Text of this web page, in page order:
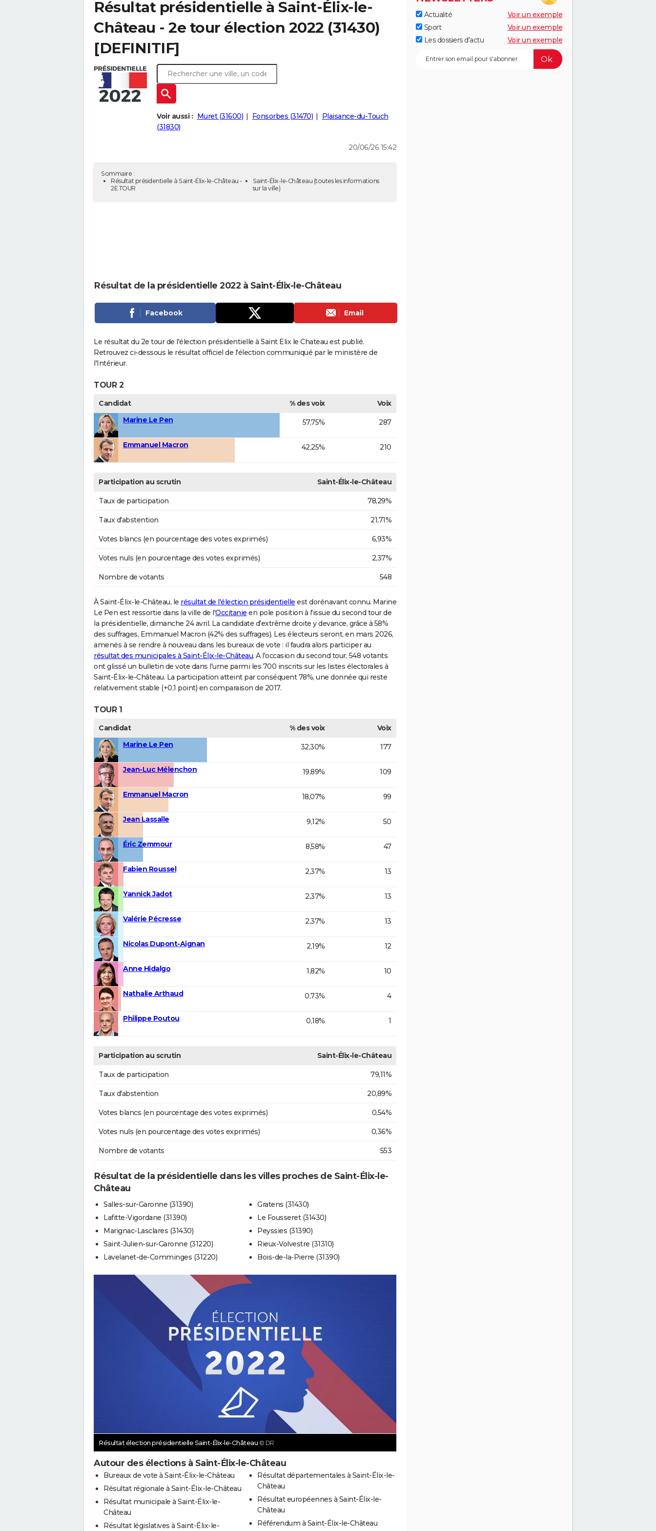
Résultat présidentielle à Saint-Élix-le-
Château - 2e tour élection 2022 (31430)
[DEFINITIF]
Voir aussi : Muret (31600) Fonsorbes (31470)
Plaisance-du-Touch
(31830)
20/06/26 15:42
Sommaire :
Résultat présidentielle à Saint-Élix-le-Château -
2E TOUR
Saint-Élix-le-Château (toutes les informations
sur la ville)
Résultat de la présidentielle 2022 à Saint-Élix-le-Château
Facebook Email
Le résultat du 2e tour de l'élection présidentielle à Saint Elix le Chateau est publié.
Retrouvez ci-dessous le résultat officiel de l'élection communiqué par le ministère de
l'Intérieur.
TOUR 2
Candidat % des voix
Voix
Marine Le Pen
57,75% 287
Emmanuel Macron 42,25% 210
Participation au scrutin Saint-Élix-le-Château
Taux de participation 78,29%
Taux d'abstention 21,71%
Votes blancs (en pourcentage des votes exprimés) 6,93%
Votes nuls (en pourcentage des votes exprimés) 2,37%
Nombre de votants 548
À Saint-Élix-le-Château, le résultat de l'élection présidentielle est dorénavant connu. Marine
Le Pen est ressortie dans la ville de l'Occitanie en pole position à l'issue du second tour de
la présidentielle, dimanche 24 avril. La candidate d'extrême droite y devance, grâce à 58%
des suffrages, Emmanuel Macron (42% des suffrages). Les électeurs seront, en mars 2026,
amenés à se rendre à nouveau dans les bureaux de vote : il faudra alors participer au
résultat des municipales à Saint-Élix-le-Château. A l'occasion du second tour, 548 votants
ont glissé un bulletin de vote dans l'urne parmi les 700 inscrits sur les listes électorales à
Saint-Élix-le-Château. La participation atteint par conséquent 78%, une donnée qui reste
relativement stable (+0,1 point) en comparaison de 2017.
TOUR 1
Candidat % des voix
Voix
Marine Le Pen
32,30% 177
Jean-Luc Mélenchon 19,89% 109
Emmanuel Macron 18,07% 99
Jean Lassalle 9,12% 50
Éric Zemmour 8,58% 47
Fabien Roussel 2,37% 13
Yannick Jadot 2,37% 13
Valérie Pécresse 2,37% 13
Nicolas Dupont-Aignan 2,19% 12
Anne Hidalgo 1,82% 10
Nathalie Arthaud 0,73% 4
Philippe Poutou 0,18% 1
Participation au scrutin Saint-Élix-le-Château
Taux de participation 79,11%
Taux d'abstention 20,89%
Votes blancs (en pourcentage des votes exprimés) 0,54%
Votes nuls (en pourcentage des votes exprimés) 0,36%
Nombre de votants 553
Résultat de la présidentielle dans les villes proches de Saint-Élix-le-
Château
Salles-sur-Garonne (31390)
Lafitte-Vigordane (31390)
Marignac-Lasclares (31430)
Saint-Julien-sur-Garonne (31220)
Lavelanet-de-Comminges (31220)
Gratens (31430)
Le Fousseret (31430)
Peyssies (31390)
Rieux-Volvestre (31310)
Bois-de-la-Pierre (31390)
Résultat élection présidentielle Saint-Élix-le-Château © DR
Autour des élections à Saint-Élix-le-Château
Bureaux de vote à Saint-Élix-le-Château
Résultat régionale à Saint-Élix-le-Château
Résultat municipale à Saint-Élix-le-
Château
Résultat législatives à Saint-Élix-le-
Résultat départementales à Saint-Élix-le-
Château
Résultat européennes à Saint-Élix-le-
Château
Référendum à Saint-Élix-le-Château
Actualité
Voir un exemple
Sport
Voir un exemple
Les dossiers d'actu
Voir un exemple